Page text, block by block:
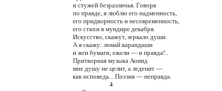
и стужей безразличья. Говоря
по правде, я люблю его надменность,
его придворность и несовременность,
его стихи в мундире декабря.
Искусство, скажут, зеркало души.
А я скажу: ломай карандаши
и жги бумаги, ежели — и правда!..
Притворная музыка Аонид
мне душу не целит, а леденит —
как исповедь... Поэзия — неправда.
4